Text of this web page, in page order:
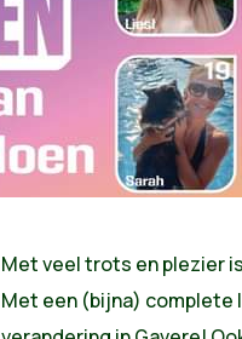
Met veel trots en plezier
Met een (bijna) complete